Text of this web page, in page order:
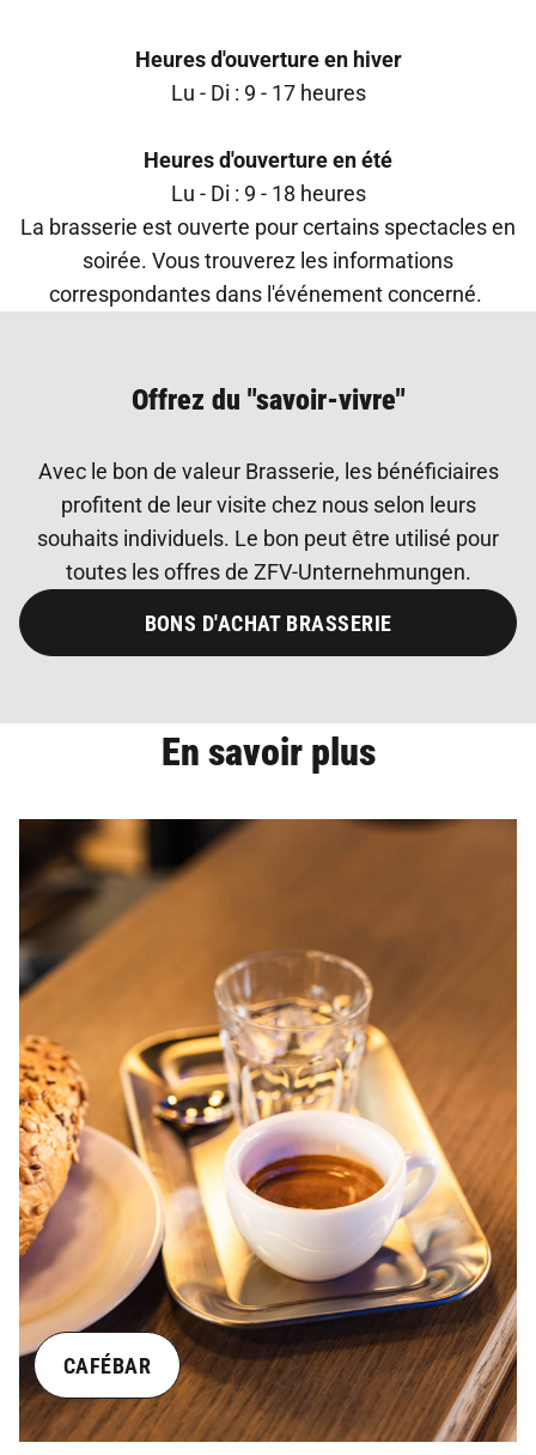
Heures d'ouverture en hiver
Lu - Di : 9 - 17 heures
Heures d'ouverture en été
Lu - Di : 9 - 18 heures
La brasserie est ouverte pour certains spectacles en
soirée. Vous trouverez les informations
correspondantes dans l'événement concerné.
Offrez du "savoir-vivre"
Avec le bon de valeur Brasserie, les bénéficiaires
profitent de leur visite chez nous selon leurs
souhaits individuels. Le bon peut être utilisé pour
toutes les offres de ZFV-Unternehmungen.
BONS D'ACHAT BRASSERIE
En savoir plus
CAFÉBAR